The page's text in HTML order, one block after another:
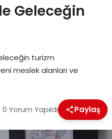
Geleceğin
turizm
meslek alanları ve
0 Yorum Yapıldı Paylaş